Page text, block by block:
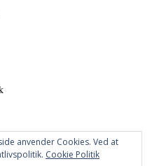
anvender Cookies. Ved at
Cookie Politik